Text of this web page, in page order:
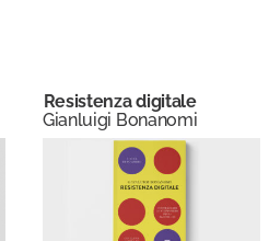
Resistenza digitale
Gianluigi Bonanomi